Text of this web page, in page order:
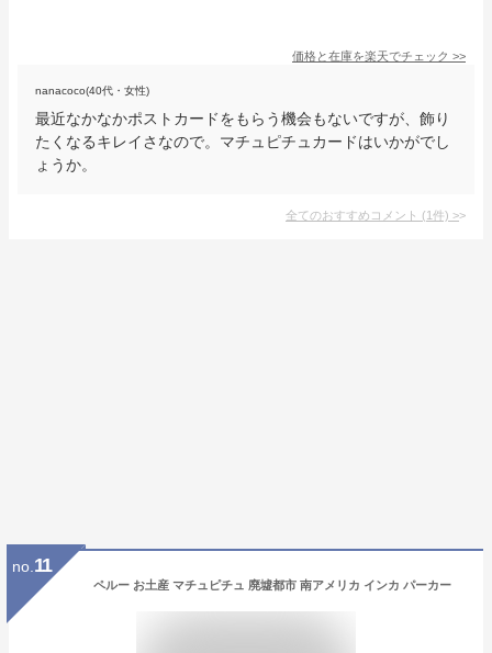
価格と在庫を楽天でチェック >>
nanacoco(40代・女性)
最近なかなかポストカードをもらう機会もないですが、飾り
たくなるキレイさなので。マチュピチュカードはいかがでし
ょうか。
全てのおすすめコメント (1件) >
no. 11
ペルー お土産 マチュピチュ 廃墟都市 南アメリカ インカ パーカー